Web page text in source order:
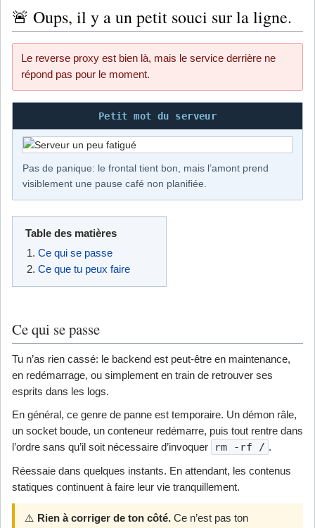
🚨 Oups, il y a un petit souci sur la ligne.
Le reverse proxy est bien là, mais le service derrière ne
répond pas pour le moment.
Petit mot du serveur
Pas de panique: le frontal tient bon, mais l’amont prend
visiblement une pause café non planifiée.
Table des matières
Ce qui se passe
Ce que tu peux faire
Ce qui se passe
Tu n’as rien cassé: le backend est peut-être en maintenance,
en redémarrage, ou simplement en train de retrouver ses
esprits dans les logs.
En général, ce genre de panne est temporaire. Un démon râle,
un socket boude, un conteneur redémarre, puis tout rentre dans
l’ordre sans qu’il soit nécessaire d’invoquer
rm -rf / .
Réessaie dans quelques instants. En attendant, les contenus
statiques continuent à faire leur vie tranquillement.
⚠️ Rien à corriger de ton côté. Ce n’est pas ton